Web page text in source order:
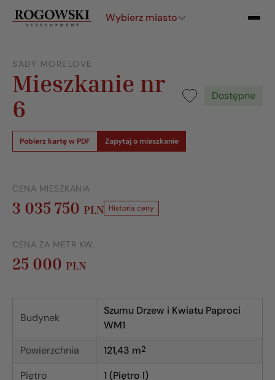
Wybierz miasto
SADY MORELOVE
Mieszkanie nr
6
Dostępne
Pobierz kartę w PDF Zapytaj o mieszkanie
CENA MIESZKANIA
3 035 750 PLN Historia ceny
CENA ZA METR KW.
25 000 PLN
Budynek
Szumu Drzew i Kwiatu Paproci
WM1
Powierzchnia
121,43 m2
Piętro
1 (Piętro I)